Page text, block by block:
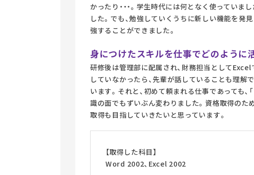
かったり・・・。学生時代には何となく使ってい
した。でも、勉強していくうちに新しい機能を発
強することができました。
身につけたスキルを仕事でどのように
研修後は管理部に配属され、財務担当として
していなかったら、先輩が話していることも理解
います。それと、初めて頼まれる仕事であっても、
識の面でもずいぶん変わりました。資格取得のた
取得も目指していきたいと思っています。
【取得した科目】
Word 2002、Excel 2002